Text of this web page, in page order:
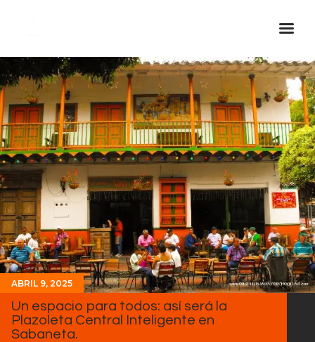
Inicio Real FM
Streaming
En Vivo
Descarga La APP
Programas
Noticias
Equipo
Sobre Nosotros
Contactos
ABRIL 9, 2025
Un espacio para todos: así será la
Plazoleta Central Inteligente en
Sabaneta.